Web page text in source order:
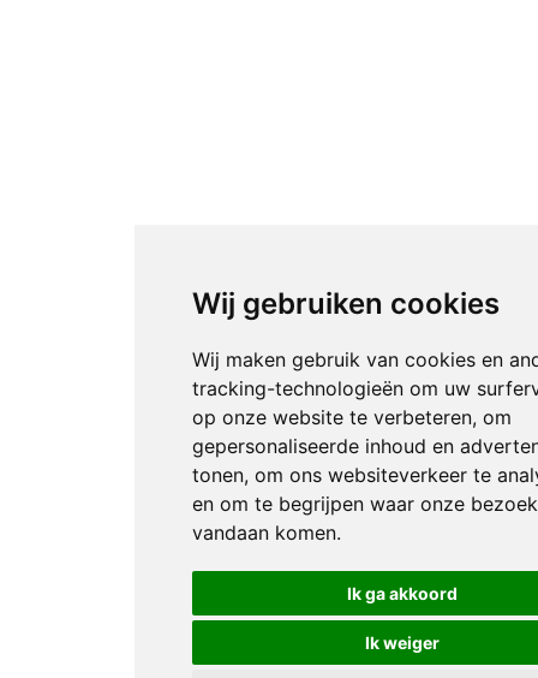
Wij gebruiken cookies
Wij maken gebruik van cookies en
tracking-technologieën om uw
op onze website te verbeteren, om
gepersonaliseerde inhoud en
tonen, om ons websiteverkeer te
en om te begrijpen waar onze
vandaan komen.
Ik ga akkoord
Ik weiger